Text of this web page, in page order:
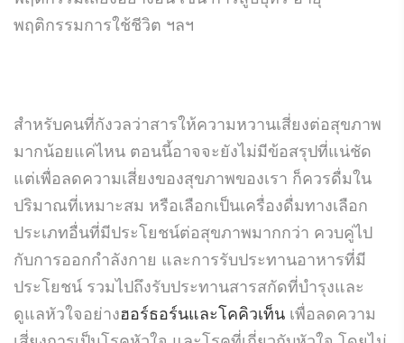
พฤติกรรมการใช้ชีวิต ฯลฯ
สำหรับคนที่กังวลว่าสารให้ความหวานเสี่ยงต่อสุขภาพ
มากน้อยแค่ไหน ตอนนี้อาจจะยังไม่มีข้อสรุปที่แน่ชัด
แต่เพื่อลดความเสี่ยงของสุขภาพของเรา ก็ควรดื่มใน
ปริมาณที่เหมาะสม หรือเลือกเป็นเครื่องดื่มทางเลือก
ประเภทอื่นที่มีประโยชน์ต่อสุขภาพมากกว่า ควบคู่ไป
กับการออกกำลังกาย และการรับประทานอาหารที่มี
ประโยชน์ รวมไปถึงรับประทานสารสกัดที่บำรุงและ
ดูแลหัวใจอย่างฮอร์ธอร์นและโคคิวเท็น เพื่อลดความ